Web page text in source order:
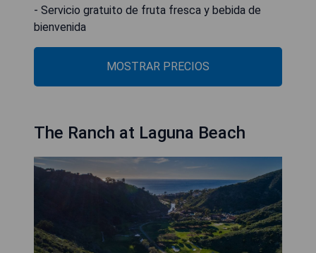
- Servicio gratuito de fruta fresca y bebida de
bienvenida
MOSTRAR PRECIOS
The Ranch at Laguna Beach